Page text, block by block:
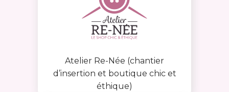
Atelier Re-Née (chantier
d’insertion et boutique chic et
éthique)